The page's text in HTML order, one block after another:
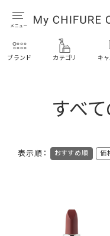
ブランド カテゴリ キ
すべ
表示順： おすすめ順 価